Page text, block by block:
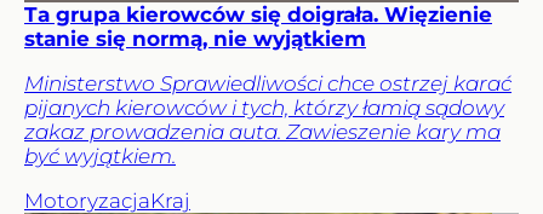
Ta grupa kierowców się doigrała. Więzienie
stanie się normą, nie wyjątkiem
Ministerstwo Sprawiedliwości chce ostrzej karać
pijanych kierowców i tych, którzy łamią sądowy
zakaz prowadzenia auta. Zawieszenie kary ma
być wyjątkiem.
MotoryzacjaKraj